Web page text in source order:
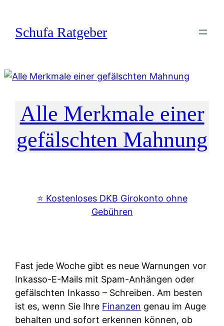
springen
Schufa Ratgeber
Alle Merkmale einer
gefälschten Mahnung
⭐️ Kostenloses DKB Girokonto ohne
Gebühren
Fast jede Woche gibt es neue Warnungen vor
Inkasso-E-Mails mit Spam-Anhängen oder
gefälschten Inkasso – Schreiben. Am besten
ist es, wenn Sie Ihre Finanzen genau im Auge
behalten und sofort erkennen können, ob